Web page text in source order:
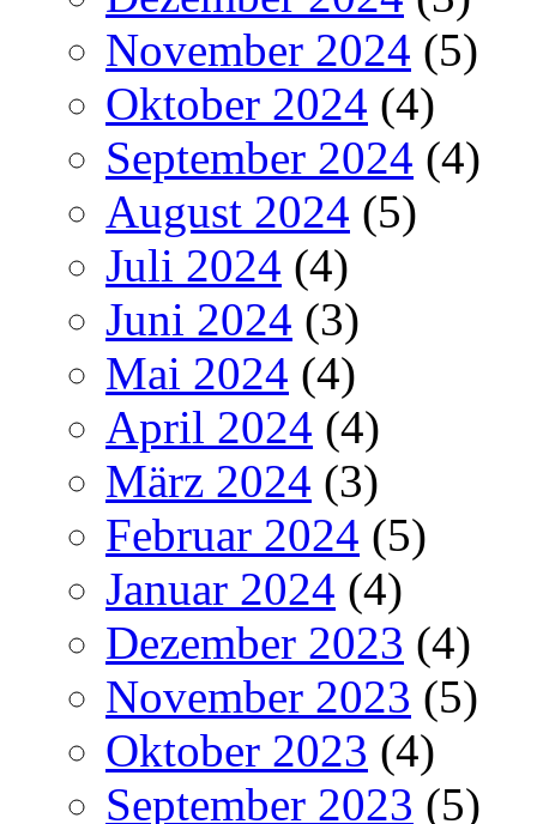
November 2024 (5)
Oktober 2024 (4)
September 2024 (4)
August 2024 (5)
Juli 2024 (4)
Juni 2024 (3)
Mai 2024 (4)
April 2024 (4)
März 2024 (3)
Februar 2024 (5)
Januar 2024 (4)
Dezember 2023 (4)
November 2023 (5)
Oktober 2023 (4)
September 2023 (5)